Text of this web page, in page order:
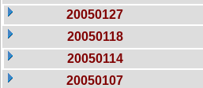
20050127
20050118
20050114
20050107